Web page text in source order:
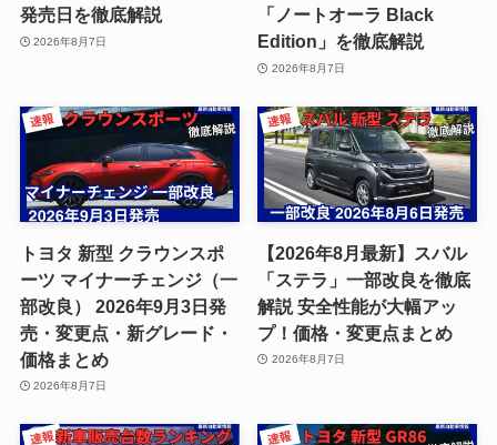
発売日を徹底解説
2026年8月7日
「ノートオーラ Black
Edition」を徹底解説
2026年8月7日
トヨタ 新型 クラウンスポ
ーツ マイナーチェンジ（一
部改良） 2026年9月3日発
売・変更点・新グレード・
価格まとめ
2026年8月7日
【2026年8月最新】スバル
「ステラ」一部改良を徹底
解説 安全性能が大幅アッ
プ！価格・変更点まとめ
2026年8月7日